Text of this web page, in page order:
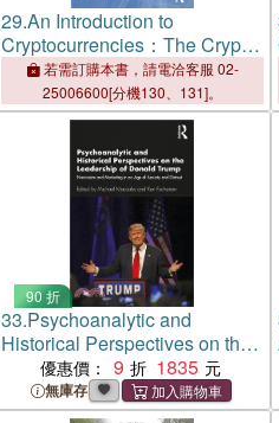
29.An Introduction to
Cryptocurrencies：The Crypto
Market Ecosystem
若需訂購本書，請電洽客服 02-
25006600[分機130、131]。
90 折
33.Psychoanalytic and
Historical Perspectives on the
Leadership of Donald Trump：
Narcissism and Marketing in
an Age of Anxiety and Distrust
優惠價： 9 1835
無庫存